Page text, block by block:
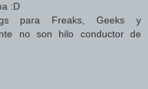
:D
para Freaks, Geeks y
no son hilo conductor de